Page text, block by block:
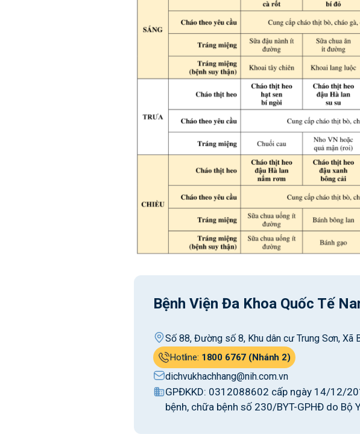
Bệnh Viện Đa Khoa Quốc Tế
Số 88, Đường số 8, Khu dân cư Trung Sơn, Xã
Hotline: 1800 6767 (Nhánh 2)
dichvukhachhang@nih.com.vn
GPĐKKD: 0312088602 cấp ngày 14/12/
bệnh, chữa bệnh số 230/BYT-GPHĐ do Bộ